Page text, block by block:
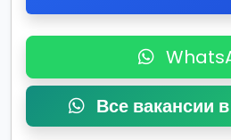
Все вакансии